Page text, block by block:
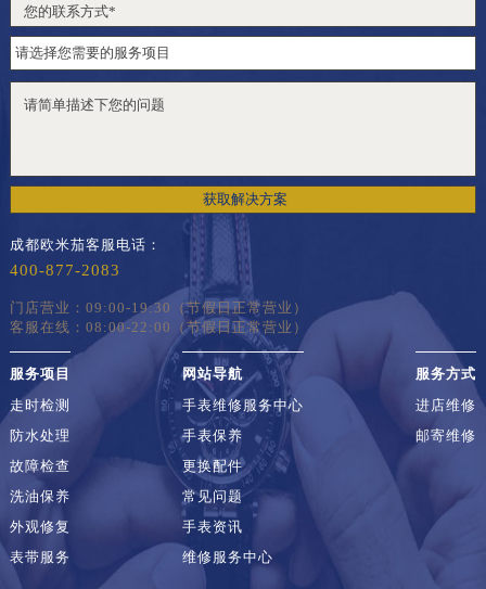
获取解决方案
成都欧米茄客服电话：
400-877-2083
门店营业：09:00-19:30（节假日正常营业）
客服在线：08:00-22:00（节假日正常营业）
服务项目
走时检测
防水处理
故障检查
洗油保养
外观修复
表带服务
网站导航
手表维修服务中心
手表保养
更换配件
常见问题
手表资讯
维修服务中心
服务方式
进店维修
邮寄维修